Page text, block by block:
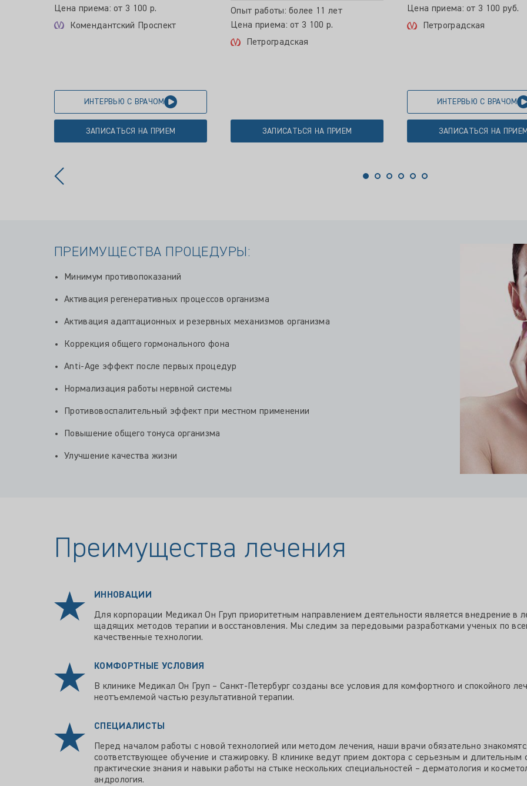
Цена приема: от 3 100 р.
Комендантский Проспект
ИНТЕРВЬЮ С ВРАЧОМ
ЗАПИСАТЬСЯ НА ПРИЕМ
Опыт работы: более 11 лет
Цена приема: от 3 100 р.
Петроградская
ЗАПИСАТЬСЯ НА ПРИЕМ
Цена приема: от 3 100 руб.
Петроградская
ИНТЕРВЬЮ С ВРАЧОМ
ЗАПИСАТЬСЯ НА
ПРЕИМУЩЕСТВА ПРОЦЕДУРЫ:
Минимум противопоказаний
Активация регенеративных процессов организма
Активация адаптационных и резервных механизмов организма
Коррекция общего гормонального фона
Anti-Age эффект после первых процедур
Нормализация работы нервной системы
Противовоспалительный эффект при местном применении
Повышение общего тонуса организма
Улучшение качества жизни
Преимущества лечения
ИННОВАЦИИ
Для корпорации Медикал Он Груп приоритетным направлением деятельности является внедрение в
щадящих методов терапии и восстановления. Мы следим за передовыми разработками ученых по
качественные технологии.
КОМФОРТНЫЕ УСЛОВИЯ
В клинике Медикал Он Груп – Санкт-Петербург созданы все условия для комфортного и спокойного
неотъемлемой частью результативной терапии.
СПЕЦИАЛИСТЫ
Перед началом работы с новой технологией или методом лечения, наши врачи обязательно
соответствующее обучение и стажировку. В клинике ведут прием доктора с серьезным и
практические знания и навыки работы на стыке нескольких специальностей – дерматология и
андрология.